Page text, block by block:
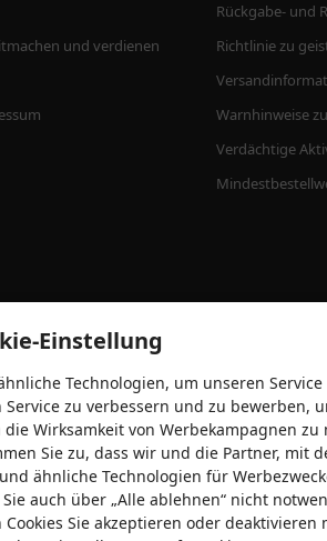
und verdienen
Rückgabe- und
Richtlinie zu
Warnhinweise
Verdächtige
Einstellung
Technologien, um unseren
zu verbessern und zu bewerben,
Wirksamkeit von Werbekampagnen zu
Sie zu, dass wir und die Partner, mit
ähnliche Technologien für
auch über „Alle ablehnen“ nicht
Sie akzeptieren oder deaktivieren